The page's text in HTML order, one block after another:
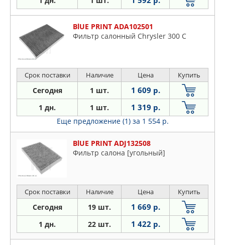
BlUE PRINT ADA102501
Фильтр салонный Chrysler 300 C
Срок поставки Наличие Цена Купить
Сегодня 1 шт. 1 609 р.
1 дн. 1 шт. 1 319 р.
Еще предложение (1) за 1 554 р.
BlUE PRINT ADJ132508
Фильтр салона [угольный]
Срок поставки Наличие Цена Купить
Сегодня 19 шт. 1 669 р.
1 дн. 22 шт. 1 422 р.